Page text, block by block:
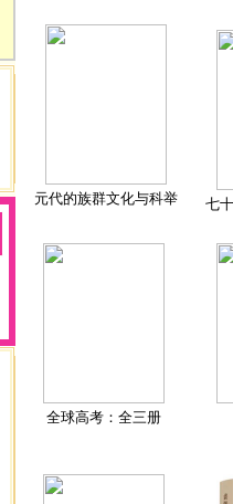
元代的族群文化与科举 七
全球高考：全三册